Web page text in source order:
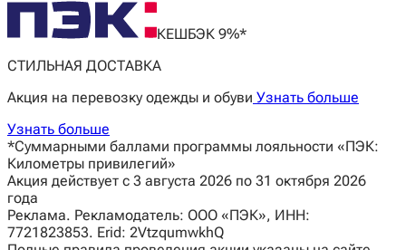
КЕШБЭК 9%*
СТИЛЬНАЯ ДОСТАВКА
Акция на перевозку одежды и обуви Узнать больше
Узнать больше
*Суммарными баллами программы лояльности «ПЭК:
Километры привилегий»
Акция действует с 3 августа 2026 по 31 октября 2026
года
Реклама. Рекламодатель: ООО «ПЭК», ИНН:
7721823853. Erid: 2VtzqumwkhQ